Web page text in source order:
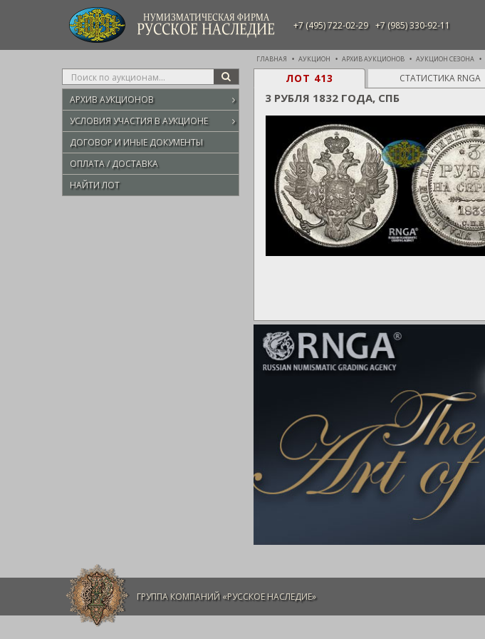
НУМИЗМАТИЧЕСКАЯ ФИРМА
РУССКОЕ НАСЛЕДИЕ +7 (495) 722-02-29 +7 (985) 330-92-11
ГЛАВНАЯ АУКЦИОН АРХИВ АУКЦИОНОВ АУКЦИОН СЕЗОНА
Type
your
search
here
SEARCH
АРХИВ АУКЦИОНОВ
УСЛОВИЯ УЧАСТИЯ В АУКЦИОНЕ
ДОГОВОР И ИНЫЕ ДОКУМЕНТЫ
ОПЛАТА / ДОСТАВКА
НАЙТИ ЛОТ
ЛОТ 413 СТАТИСТИКА RNGA
3 РУБЛЯ 1832 ГОДА, СПБ
ГРУППА КОМПАНИЙ «РУССКОЕ НАСЛЕДИЕ»